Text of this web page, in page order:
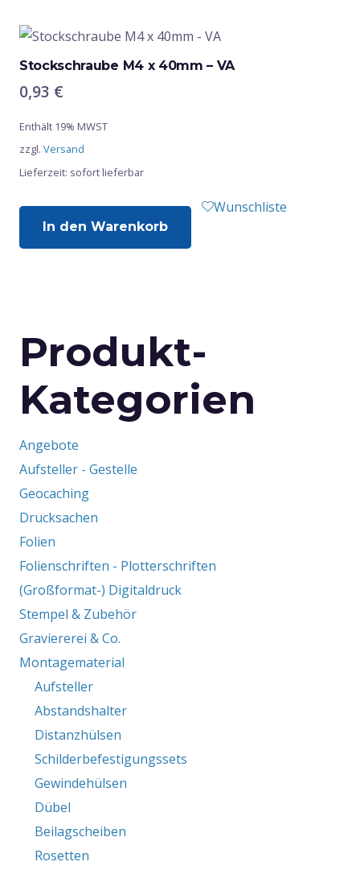
Stockschraube M4 x 40mm – VA
0,93 €
Enthält 19% MWST
zzgl. Versand
Lieferzeit: sofort lieferbar
In den Warenkorb
Wunschliste
Produkt-
Kategorien
Angebote
Aufsteller - Gestelle
Geocaching
Drucksachen
Folien
Folienschriften - Plotterschriften
(Großformat-) Digitaldruck
Stempel & Zubehör
Graviererei & Co.
Montagematerial
Aufsteller
Abstandshalter
Distanzhülsen
Schilderbefestigungssets
Gewindehülsen
Dübel
Beilagscheiben
Rosetten